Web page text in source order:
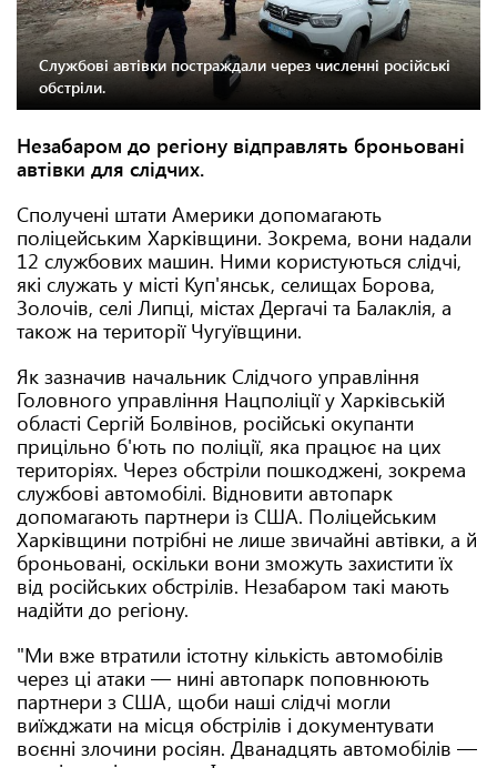
Службові автівки постраждали через численні російські
обстріли.
Незабаром до регіону відправлять броньовані
автівки для слідчих.
Сполучені штати Америки допомагають
поліцейським Харківщини. Зокрема, вони надали
12 службових машин. Ними користуються слідчі,
які служать у місті Куп'янськ, селищах Борова,
Золочів, селі Липці, містах Дергачі та Балаклія, а
також на території Чугуївщини.
Як зазначив начальник Слідчого управління
Головного управління Нацполіції у Харківській
області Сергій Болвінов, російські окупанти
прицільно б'ють по поліції, яка працює на цих
територіях. Через обстріли пошкоджені, зокрема
службові автомобілі. Відновити автопарк
допомагають партнери із США. Поліцейським
Харківщини потрібні не лише звичайні автівки, а й
броньовані, оскільки вони зможуть захистити їх
від російських обстрілів. Незабаром такі мають
надійти до регіону.
"Ми вже втратили істотну кількість автомобілів
через ці атаки — нині автопарк поповнюють
партнери з США, щоби наші слідчі могли
виїжджати на місця обстрілів і документувати
воєнні злочини росіян. Дванадцять автомобілів —